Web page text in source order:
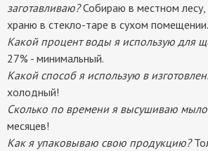
заготавливаю?Собираю в местном лесу,
храню в стекло-таре в сухом помещении.
Какой процент воды я использую для
27% - минимальный.
Какой способ я использую в
холодный!
Сколько по времени я высушиваю
месяцев!
Как я упаковываю свою продукцию?